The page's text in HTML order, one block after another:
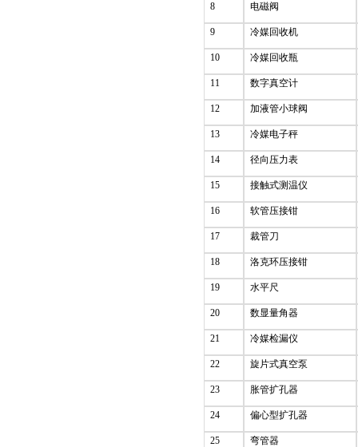
8 电磁阀
9 冷媒回收机
10 冷媒回收瓶
11 数字真空计
12 加液管小球阀
13 冷媒电子秤
14 径向压力表
15 接触式测温仪
16 软管压接钳
17 裁管刀
18 洛克环压接钳
19 水平尺
20 数显量角器
21 冷媒检漏仪
22 旋片式真空泵
23 胀管扩孔器
24 偏心型扩孔器
25 弯管器